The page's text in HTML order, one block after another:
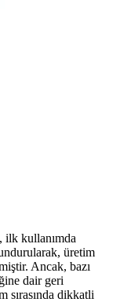
ilk kullanımda
üretim
Ancak, bazı
dair geri
sırasında dikkatli